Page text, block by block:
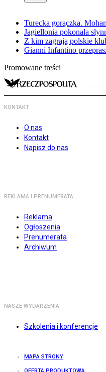
Turecka gorączka.
Jagiellonia pokonała
Z kim zagrają polskie
Gianni Infantino
Promowane treści
KONTAKT
O nas
Kontakt
Napisz do nas
REKLAMA I PRENUMERATA
Reklama
Ogłoszenia
Prenumerata
Archiwum
NASZE WYDARZENIA
Szkolenia i konferencje
MAPA STRONY